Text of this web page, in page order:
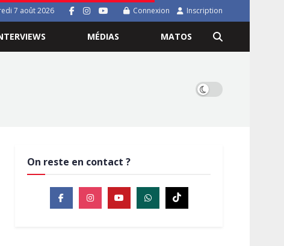
7 août 2026 Connexion Inscription
MÉDIAS MATOS
On reste en contact ?